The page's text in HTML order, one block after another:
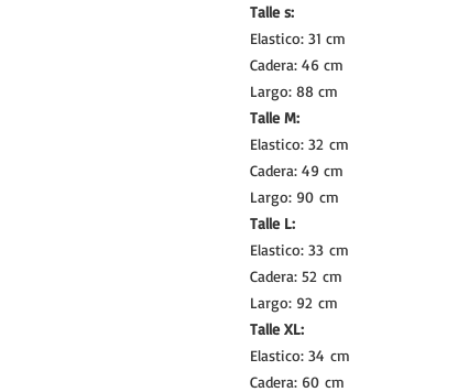
Talle s:
Elastico: 31 cm
Cadera: 46 cm
Largo: 88 cm
Talle M:
Elastico: 32 cm
Cadera: 49 cm
Largo: 90 cm
Talle L:
Elastico: 33 cm
Cadera: 52 cm
Largo: 92 cm
Talle XL:
Elastico: 34 cm
Cadera: 60 cm